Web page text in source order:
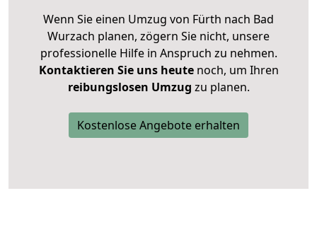
Wenn Sie einen Umzug von Fürth nach Bad
Wurzach planen, zögern Sie nicht, unsere
professionelle Hilfe in Anspruch zu nehmen.
Kontaktieren Sie uns heutenoch, um Ihren
reibungslosen Umzug zu planen.
Kostenlose Angebote erhalten